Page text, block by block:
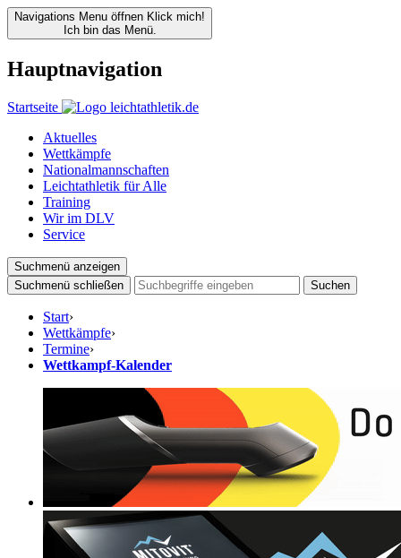
Navigations Menu öffnen Klick mich!
Ich bin das Menü.
Hauptnavigation
Startseite
Aktuelles
Wettkämpfe
Nationalmannschaften
Leichtathletik für Alle
Training
Wir im DLV
Service
Suchmenü anzeigen
Suchmenü schließen
Suchen
Start›
Wettkämpfe›
Termine›
Wettkampf-Kalender